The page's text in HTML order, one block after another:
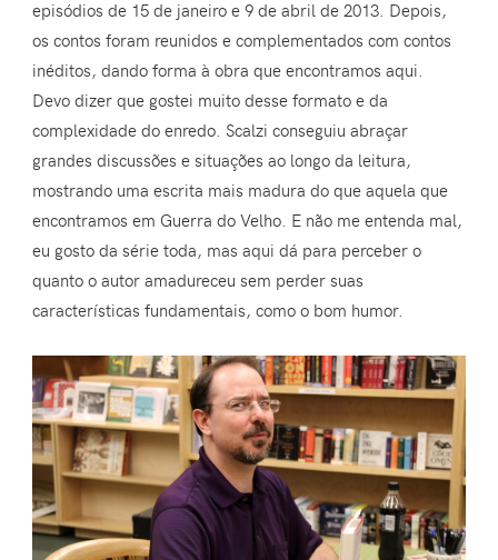
episódios de 15 de janeiro e 9 de abril de 2013. Depois,
os contos foram reunidos e complementados com contos
inéditos, dando forma à obra que encontramos aqui.
Devo dizer que gostei muito desse formato e da
complexidade do enredo. Scalzi conseguiu abraçar
grandes discussões e situações ao longo da leitura,
mostrando uma escrita mais madura do que aquela que
encontramos em Guerra do Velho. E não me entenda mal,
eu gosto da série toda, mas aqui dá para perceber o
quanto o autor amadureceu sem perder suas
características fundamentais, como o bom humor.